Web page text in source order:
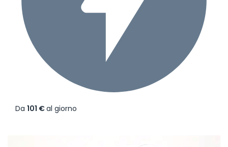
Da 101 €al giorno